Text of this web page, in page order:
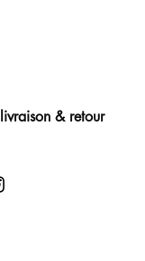
livraison & retour